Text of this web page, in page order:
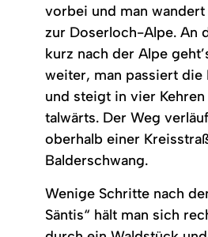
vorbei und man
zur Doserloch-Alpe. An
kurz nach der Alpe
weiter, man passiert die
und steigt in vier
talwärts. Der Weg
oberhalb einer
Balderschwang.
Wenige Schritte nach
Säntis“ hält man sich